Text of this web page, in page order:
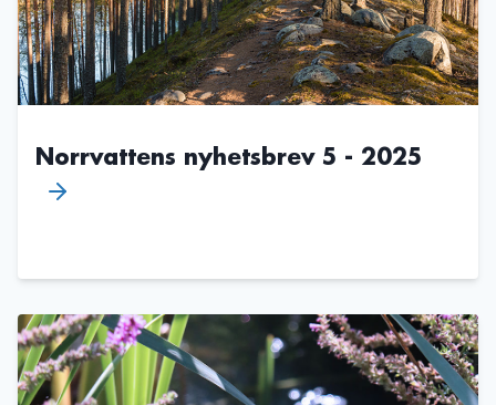
Norrvattens nyhetsbrev 5 - 2025